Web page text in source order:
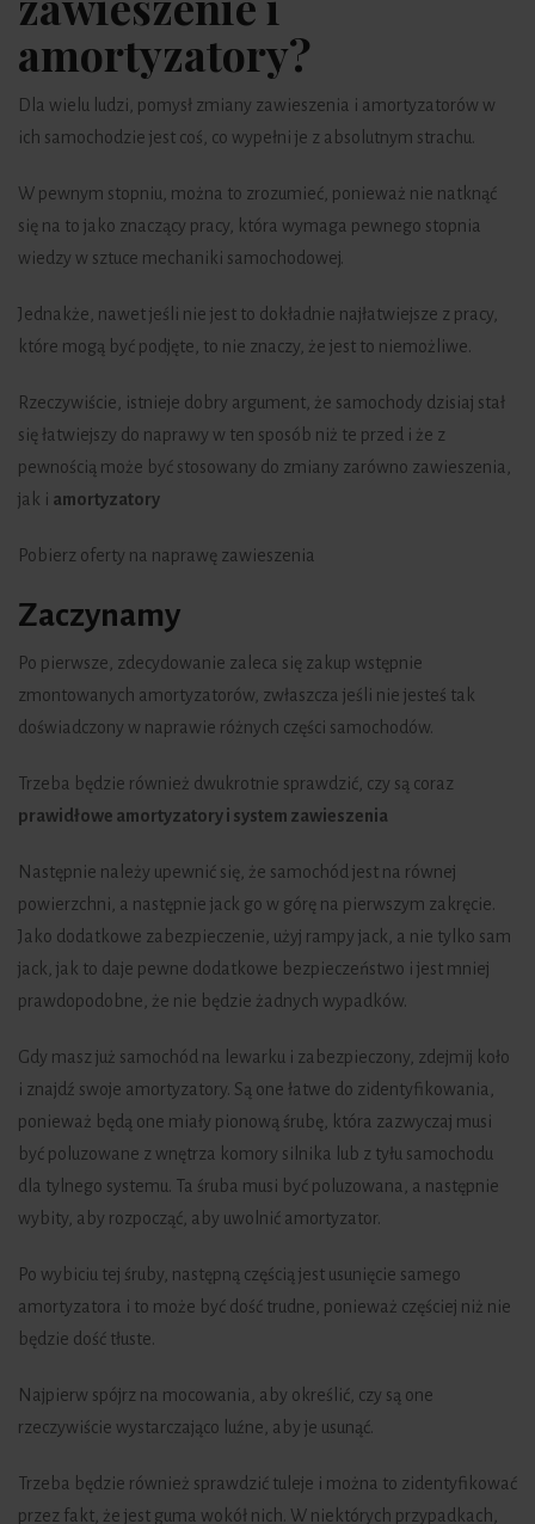
amortyzatory?
Dla wielu ludzi, pomysł zmiany zawieszenia i amortyzatorów w
ich samochodzie jest coś, co wypełni je z absolutnym strachu.
W pewnym stopniu, można to zrozumieć, ponieważ nie natknąć
się na to jako znaczący pracy, która wymaga pewnego stopnia
wiedzy w sztuce mechaniki samochodowej.
Jednakże, nawet jeśli nie jest to dokładnie najłatwiejsze z pracy,
które mogą być podjęte, to nie znaczy, że jest to niemożliwe.
Rzeczywiście, istnieje dobry argument, że samochody dzisiaj stał
się łatwiejszy do naprawy w ten sposób niż te przed i że z
pewnością może być stosowany do zmiany zarówno zawieszenia,
jak i amortyzatory
Pobierz oferty na naprawę zawieszenia
Zaczynamy
Po pierwsze, zdecydowanie zaleca się zakup wstępnie
zmontowanych amortyzatorów, zwłaszcza jeśli nie jesteś tak
doświadczony w naprawie różnych części samochodów.
Trzeba będzie również dwukrotnie sprawdzić, czy są coraz
prawidłowe amortyzatory i system zawieszenia
Następnie należy upewnić się, że samochód jest na równej
powierzchni, a następnie jack go w górę na pierwszym zakręcie.
Jako dodatkowe zabezpieczenie, użyj rampy jack, a nie tylko sam
jack, jak to daje pewne dodatkowe bezpieczeństwo i jest mniej
prawdopodobne, że nie będzie żadnych wypadków.
Gdy masz już samochód na lewarku i zabezpieczony, zdejmij koło
i znajdź swoje amortyzatory. Są one łatwe do zidentyfikowania,
ponieważ będą one miały pionową śrubę, która zazwyczaj musi
być poluzowane z wnętrza komory silnika lub z tyłu samochodu
dla tylnego systemu. Ta śruba musi być poluzowana, a następnie
wybity, aby rozpocząć, aby uwolnić amortyzator.
Po wybiciu tej śruby, następną częścią jest usunięcie samego
amortyzatora i to może być dość trudne, ponieważ częściej niż nie
będzie dość tłuste.
Najpierw spójrz na mocowania, aby określić, czy są one
rzeczywiście wystarczająco luźne, aby je usunąć.
Trzeba będzie również sprawdzić tuleje i można to zidentyfikować
przez fakt, że jest guma wokół nich. W niektórych przypadkach,